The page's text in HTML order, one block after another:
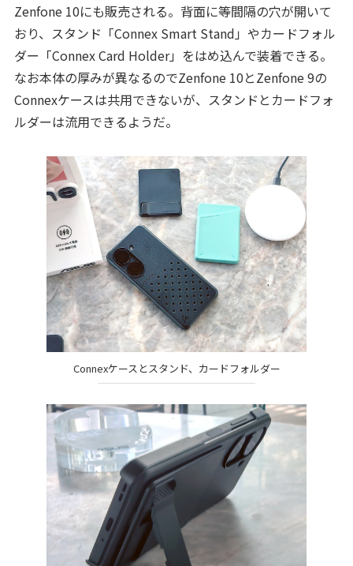
Zenfone 10にも販売される。背面に等間隔の穴が開いて
おり、スタンド「Connex Smart Stand」やカードフォル
ダー「Connex Card Holder」をはめ込んで装着できる。
なお本体の厚みが異なるのでZenfone 10とZenfone 9の
Connexケースは共用できないが、スタンドとカードフォ
ルダーは流用できるようだ。
Connexケースとスタンド、カードフォルダー